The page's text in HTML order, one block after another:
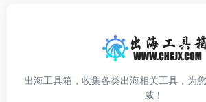
出海工具箱，收集各类出海相关工具，为
威！